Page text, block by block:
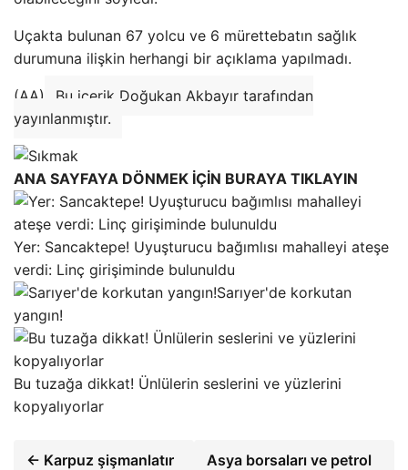
Uçakta bulunan 67 yolcu ve 6 mürettebatın sağlık
durumuna ilişkin herhangi bir açıklama yapılmadı.
(AA)
Bu içerik Doğukan Akbayır tarafından
yayınlanmıştır.
ANA SAYFAYA DÖNMEK İÇİN BURAYA TIKLAYIN
Yer: Sancaktepe! Uyuşturucu bağımlısı mahalleyi ateşe
verdi: Linç girişiminde bulunuldu
Sarıyer'de korkutan
yangın!
Bu tuzağa dikkat! Ünlülerin seslerini ve yüzlerini
kopyalıyorlar
← Karpuz şişmanlatır
Asya borsaları ve petrol